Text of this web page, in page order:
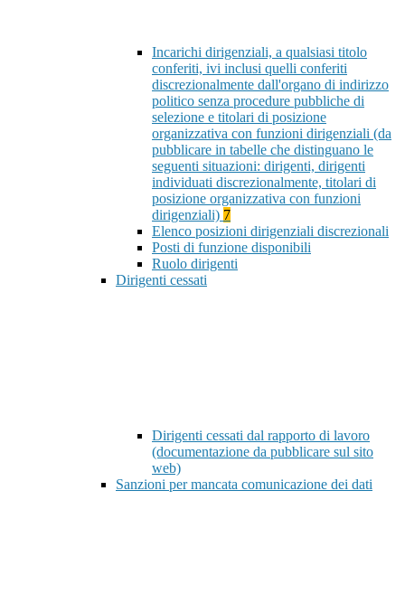
Incarichi dirigenziali, a qualsiasi titolo
conferiti, ivi inclusi quelli conferiti
discrezionalmente dall'organo di indirizzo
politico senza procedure pubbliche di
selezione e titolari di posizione
organizzativa con funzioni dirigenziali (da
pubblicare in tabelle che distinguano le
seguenti situazioni: dirigenti, dirigenti
individuati discrezionalmente, titolari di
posizione organizzativa con funzioni
dirigenziali) 7
Elenco posizioni dirigenziali discrezionali
Posti di funzione disponibili
Ruolo dirigenti
Dirigenti cessati
Dirigenti cessati dal rapporto di lavoro
(documentazione da pubblicare sul sito
web)
Sanzioni per mancata comunicazione dei dati